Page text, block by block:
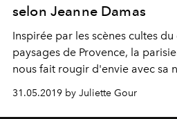
selon Jeanne Damas
Inspirée par les scènes cultes
paysages de Provence, la
nous fait rougir d'envie avec sa
make-up, conçue sous le soleil
31.05.2019 by Juliette Gour